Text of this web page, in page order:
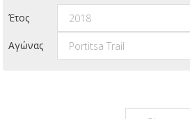
Έτος
Αγώνας